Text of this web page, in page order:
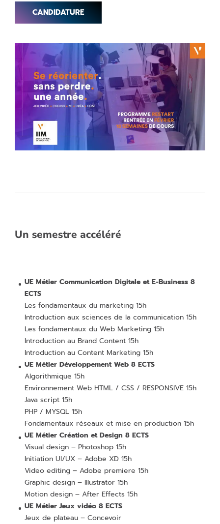
CANDIDATURE
Un semestre accéléré
UE Métier Communication Digitale et E-Business 8
ECTS
Les fondamentaux du marketing 15h
Introduction aux sciences de la communication 15h
Les fondamentaux du Web Marketing 15h
Introduction au Brand Content 15h
Introduction au Content Marketing 15h
UE Métier Développement Web 8 ECTS
Algorithmique 15h
Environnement Web HTML / CSS / RESPONSIVE 15h
Java script 15h
PHP / MYSQL 15h
Fondamentaux réseaux et mise en production 15h
UE Métier Création et Design 8 ECTS
Visual design – Photoshop 15h
Initiation UI/UX – Adobe XD 15h
Video editing – Adobe premiere 15h
Graphic design – Illustrator 15h
Motion design – After Effects 15h
UE Métier Jeux vidéo 8 ECTS
Jeux de plateau – Concevoir